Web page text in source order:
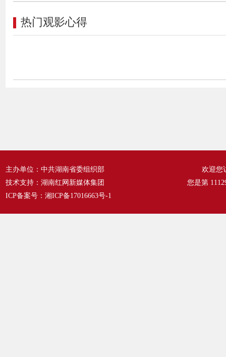
热门观影心得
主办单位：中共湖南省委组织部
技术支持：湖南红网新媒体集团
ICP备案号： 湘ICP备17016663号-1
欢迎您
您是第